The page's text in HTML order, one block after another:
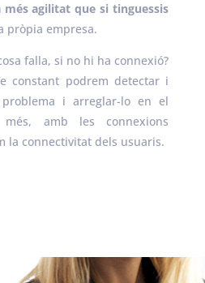
més agilitat que si tinguessis
pròpia empresa.
falla, si no hi ha connexió?
constant podrem detectar i
i arreglar-lo en el
amb les connexions
la connectivitat dels usuaris.